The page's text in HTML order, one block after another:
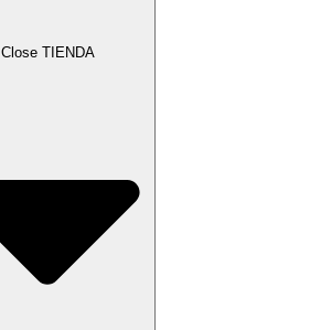
Close TIENDA